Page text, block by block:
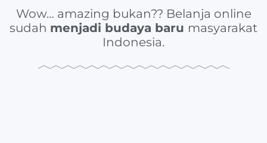
Wow… amazing bukan?? Belanja online
sudah menjadi budaya baru masyarakat
Indonesia.